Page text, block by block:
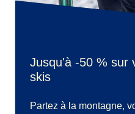
Jusqu'à -50 % sur
skis
Partez à la montagne,